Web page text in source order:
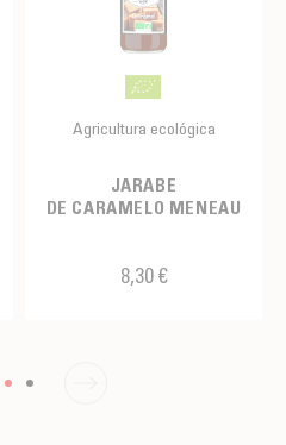
Agricultura ecológica
JARABE
DE CARAMELO MENEAU
8,30 €